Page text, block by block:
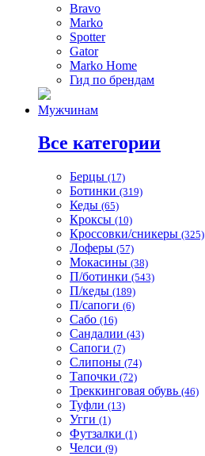
Bravo
Marko
Spotter
Gator
Marko Home
Гид по брендам
Мужчинам
Все категории
Берцы (17)
Ботинки (319)
Кеды (65)
Кроксы (10)
Кроссовки/сникеры (325)
Лоферы (57)
Мокасины (38)
П/ботинки (543)
П/кеды (189)
П/сапоги (6)
Сабо (16)
Сандалии (43)
Сапоги (7)
Слипоны (74)
Тапочки (72)
Треккинговая обувь (46)
Туфли (13)
Угги (1)
Футзалки (1)
Челси (9)